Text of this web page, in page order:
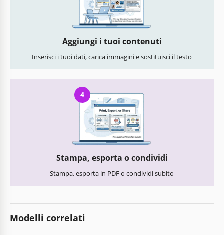
Aggiungi i tuoi contenuti
Inserisci i tuoi dati, carica immagini e sostituisci il testo
4
Stampa, esporta o condividi
Stampa, esporta in PDF o condividi subito
Modelli correlati